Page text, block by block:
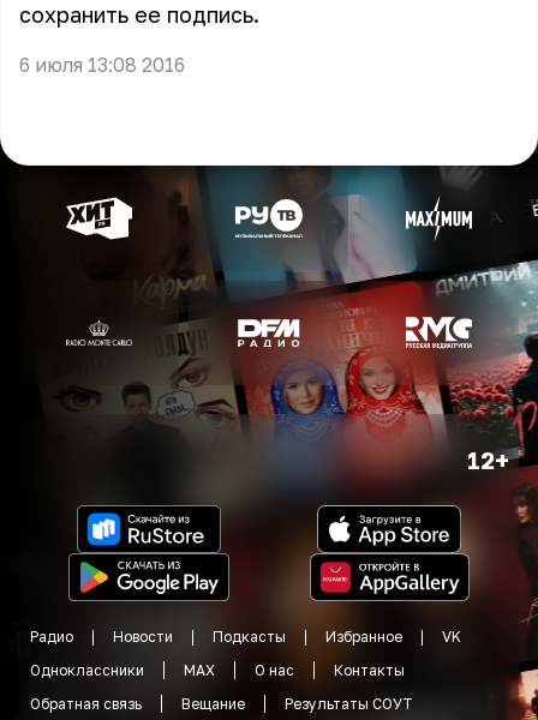
сохранить ее подпись.
6 июля 13:08 2016
12+
Радио Новости Подкасты Избранное
VK
Одноклассники
MAX О нас
Контакты
Обратная связь
Вещание Результаты СОУТ